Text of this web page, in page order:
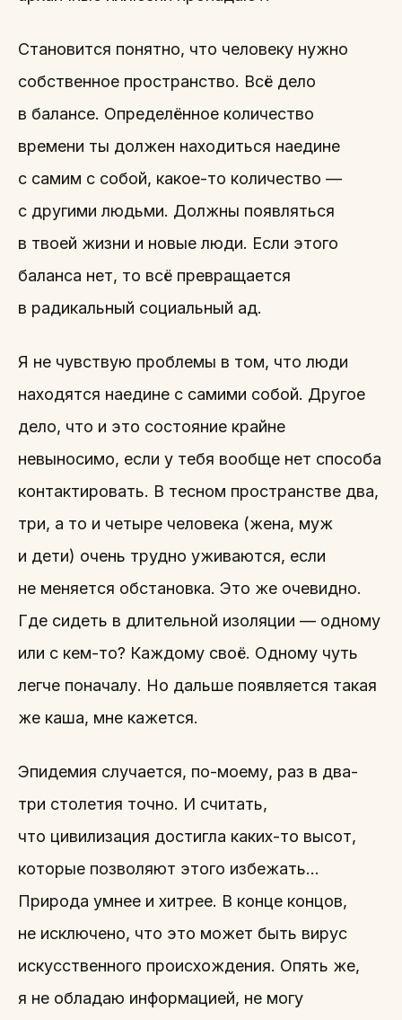
Становится понятно, что человеку нужно
собственное пространство. Всё дело
в балансе. Определённое количество
времени ты должен находиться наедине
с самим с собой, какое-то количество —
с другими людьми. Должны появляться
в твоей жизни и новые люди. Если этого
баланса нет, то всё превращается
в радикальный социальный ад.
Я не чувствую проблемы в том, что люди
находятся наедине с самими собой. Другое
дело, что и это состояние крайне
невыносимо, если у тебя вообще нет способа
контактировать. В тесном пространстве два,
три, а то и четыре человека (жена, муж
и дети) очень трудно уживаются, если
не меняется обстановка. Это же очевидно.
Где сидеть в длительной изоляции — одному
или с кем-то? Каждому своё. Одному чуть
легче поначалу. Но дальше появляется такая
же каша, мне кажется.
Эпидемия случается, по-моему, раз в два-
три столетия точно. И считать,
что цивилизация достигла каких-то высот,
которые позволяют этого избежать…
Природа умнее и хитрее. В конце концов,
не исключено, что это может быть вирус
искусственного происхождения. Опять же,
я не обладаю информацией, не могу